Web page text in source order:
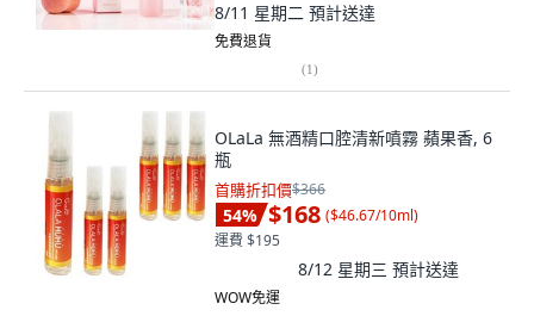
8/11 星期二 預計送達
免費退貨
(1)
OLaLa 無酒精口腔清新噴霧 蘋果香, 6
瓶
首購折扣價$366
54% $168 ($46.67/10ml)
運費 $195
8/12 星期三 預計送達
WOW免運